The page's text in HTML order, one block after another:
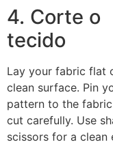
4. Corte o
tecido
Lay your fabric flat
clean surface. Pin
pattern to the
cut carefully. Use
scissors for a clean